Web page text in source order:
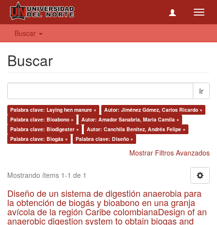
Buscar
Buscar
Ir
Palabra clave: Laying hen manure ×
Autor: Jiménez Gómez, Carlos Ricardo ×
Palabra clave: Bioabono ×
Autor: Amador Sanabria, Maria Camila ×
Palabra clave: Biodigester ×
Autor: Canchila Benítez, Andrés Felipe ×
Palabra clave: Biogás ×
Palabra clave: Diseño ×
Mostrar Filtros Avanzados
Mostrando ítems 1-1 de 1
Diseño de un sistema de digestión anaerobia para
la obtención de biogás y bioabono en una granja
avícola de la región Caribe colombianaDesign of an
anaerobic digestion system to obtain biogas and